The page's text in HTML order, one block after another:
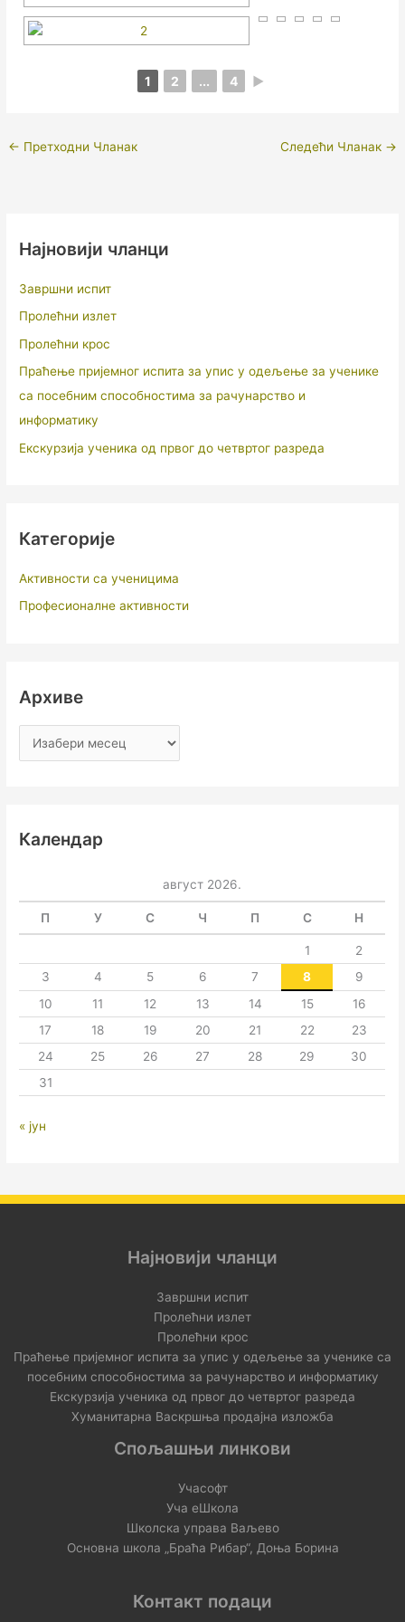
1 2 ... 4 ►
← Претходни Чланак Следећи Чланак →
Најновији чланци
Завршни испит
Пролећни излет
Пролећни крос
Праћење пријемног испита за упис у одељење за ученике
са посебним способностима за рачунарство и
информатику
Екскурзија ученика од првог до четвртог разреда
Категорије
Активности са ученицима
Професионалне активности
Архиве
Календар
август 2026.
П У С Ч П С Н
1
2
3
4 5 6 7 8
9
10
11 12 13 14 15
16
17
18 19 20 21 22
23
24
25 26 27 28 29
30
31
« јун
Најновији чланци
Завршни испит
Пролећни излет
Пролећни крос
Праћење пријемног испита за упис у одељење за ученике са
посебним способностима за рачунарство и информатику
Екскурзија ученика од првог до четвртог разреда
Хуманитарна Васкршња продајна изложба
Спољашњи линкови
Учасофт
Уча еШкола
Школска управа Ваљево
Основна школа „Браћа Рибар“, Доња Борина
Контакт подаци